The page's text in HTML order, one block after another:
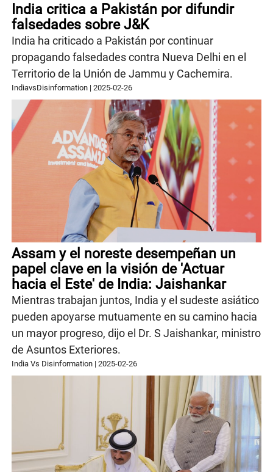
India critica a Pakistán por difundir
falsedades sobre J&K
India ha criticado a Pakistán por continuar
propagando falsedades contra Nueva Delhi en el
Territorio de la Unión de Jammu y Cachemira.
IndiavsDisinformation |2025-02-26
Assam y el noreste desempeñan un
papel clave en la visión de 'Actuar
hacia el Este' de India: Jaishankar
Mientras trabajan juntos, India y el sudeste asiático
pueden apoyarse mutuamente en su camino hacia
un mayor progreso, dijo el Dr. S Jaishankar, ministro
de Asuntos Exteriores.
India Vs Disinformation |2025-02-26